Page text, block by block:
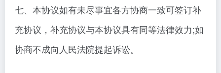
七、本协议如有未尽事宜各方协商一致可签订补
充协议，补充协议与本协议具有同等法律效力;如
协商不成向人民法院提起诉讼。